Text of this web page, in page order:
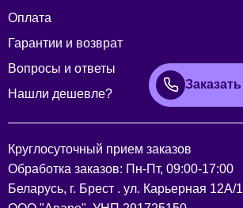
Оплата
Гарантии и возврат
Вопросы и ответы
Нашли дешевле?
Круглосуточный прием заказов
Обработка заказов: Пн-Пт, 09:00-17:00
Беларусь, г. Брест . ул. Карьерная 12А/1